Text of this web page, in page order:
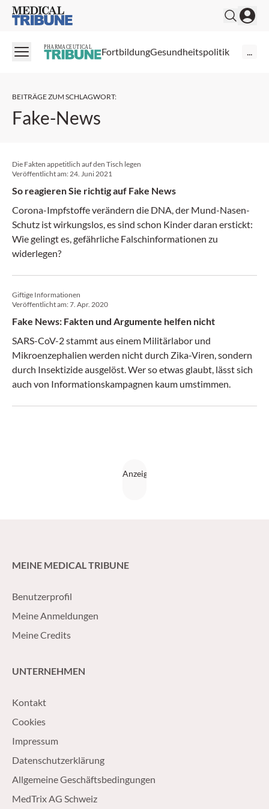
Medical Tribune
PHARMACEUTICAL FortbildungGesundheitspolitik ...
BEITRÄGE ZUM SCHLAGWORT:
Fake-News
Die Fakten appetitlich auf den Tisch legen
Veröffentlicht am: 24. Juni 2021
So reagieren Sie richtig auf Fake News
Corona-Impfstoffe verändern die DNA, der Mund-Nasen-
Schutz ist wirkungslos, es sind schon Kinder daran erstickt:
Wie gelingt es, gefährliche Falschinformationen zu
widerlegen?
Giftige Informationen
Veröffentlicht am:7. Apr. 2020
Fake News: Fakten und Argumente helfen nicht
SARS-CoV-2 stammt aus einem Militärlabor und
Mikroenzephalien werden nicht durch Zika-Viren, sondern
durch Insektizide ausgelöst. Wer so etwas glaubt, lässt sich
auch von Informationskampagnen kaum umstimmen.
MEINE MEDICAL TRIBUNE
Benutzerprofil
Meine Anmeldungen
Meine Credits
UNTERNEHMEN
Kontakt
Cookies
Impressum
Datenschutzerklärung
Allgemeine Geschäftsbedingungen
MedTrix AG Schweiz